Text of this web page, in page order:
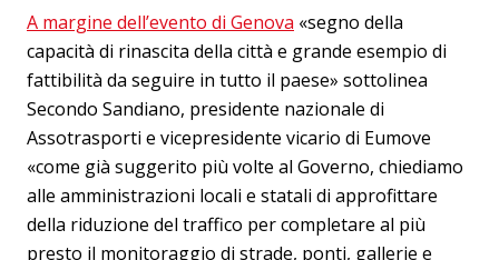
A margine dell’evento di Genova «segno della
capacità di rinascita della città e grande esempio di
fattibilità da seguire in tutto il paese» sottolinea
Secondo Sandiano, presidente nazionale di
Assotrasporti e vicepresidente vicario di Eumove
«come già suggerito più volte al Governo, chiediamo
alle amministrazioni locali e statali di approfittare
della riduzione del traffico per completare al più
presto il monitoraggio di strade, ponti, gallerie e